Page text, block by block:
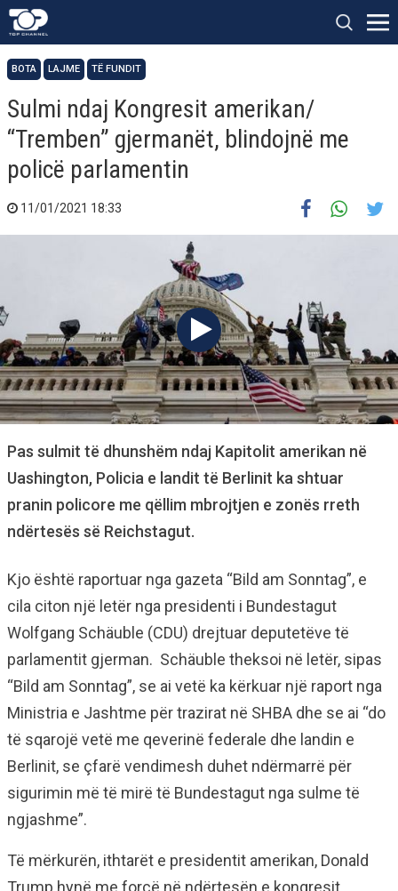
BOTA LAJME TË FUNDIT
Sulmi ndaj Kongresit amerikan/
“Tremben” gjermanët, blindojnë me
policë parlamentin
11/01/2021 18:33
Pas sulmit të dhunshëm ndaj Kapitolit amerikan në
Uashington, Policia e landit të Berlinit ka shtuar
pranin policore me qëllim mbrojtjen e zonës rreth
ndërtesës së Reichstagut.
Kjo është raportuar nga gazeta “Bild am Sonntag”, e
cila citon një letër nga presidenti i Bundestagut
Wolfgang Schäuble (CDU) drejtuar deputetëve të
parlamentit gjerman. Schäuble theksoi në letër, sipas
“Bild am Sonntag”, se ai vetë ka kërkuar një raport nga
Ministria e Jashtme për trazirat në SHBA dhe se ai “do
të sqarojë vetë me qeverinë federale dhe landin e
Berlinit, se çfarë vendimesh duhet ndërmarrë për
sigurimin më të mirë të Bundestagut nga sulme të
ngjashme”.
Të mërkurën, ithtarët e presidentit amerikan, Donald
Trump hynë me forcë në ndërtesën e kongresit